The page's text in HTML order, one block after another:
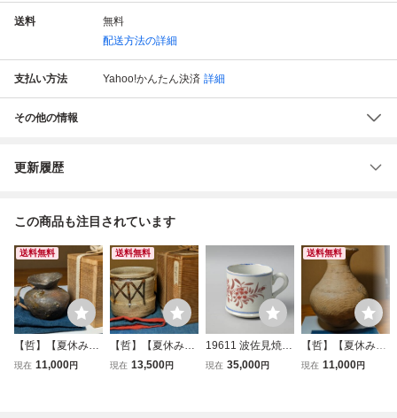
送料
無料
配送方法の詳細
支払い方法 Yahoo!かんたん決済 詳細
その他の情報
更新履歴
この商品も注目されています
送料無料
【哲】【夏休み特
別出品】可愛らし
現在 11,000円
送料無料
【哲】【夏休み特
別出品】迫力絵付
現在 13,500円
19611 波佐見焼
マグカップ 江戸時
現在 35,000円
送料無料
【哲】【夏休み特
別出品】条痕文の
現在 11,000円